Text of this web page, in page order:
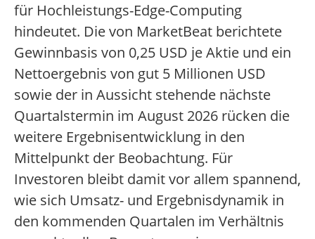
für Hochleistungs-Edge-Computing
hindeutet. Die von MarketBeat berichtete
Gewinnbasis von 0,25 USD je Aktie und ein
Nettoergebnis von gut 5 Millionen USD
sowie der in Aussicht stehende nächste
Quartalstermin im August 2026 rücken die
weitere Ergebnisentwicklung in den
Mittelpunkt der Beobachtung. Für
Investoren bleibt damit vor allem spannend,
wie sich Umsatz- und Ergebnisdynamik in
den kommenden Quartalen im Verhältnis